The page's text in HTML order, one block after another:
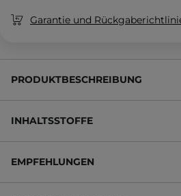
Garantie und
PRODUKTBESCHREIBUNG
INHALTSSTOFFE
EMPFEHLUNGEN